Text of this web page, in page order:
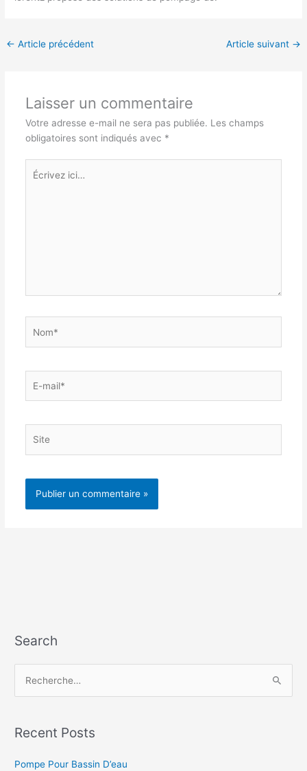
← Article précédent Article suivant →
Laisser un commentaire
Votre adresse e-mail ne sera pas publiée. Les champs
obligatoires sont indiqués avec *
Écrivez
ici…
mail*
Search
h
r
Recent Posts
Pompe Pour Bassin D’eau